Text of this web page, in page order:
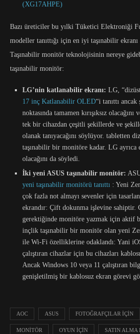
(XG17AHPE)
Bazı üreticiler bu yılki Tüketici Elektroniği
modeller tanıttığı için en iyi taşınabilir ekranı
Taşınabilir monitör teknolojisinin nereye
taşınabilir monitör:
LG’nin katlanabilir ekranı: LG,
17 inç Katlanabilir OLED“i tanıttı
noktasında tamamen kırışıksız olacağını
tek bir cihazdan çeşitli şekillerde ve
olanak tanıyacağını söylüyor. tabletten
taşınabilir bir monitöre kadar. LG ayrıca
olacağını da söyledi.
İki yeni ASUS taşınabilir monitör:
yeni taşınabilir monitörü tanıttı : Yeni
çok fazla not almayı sevenler için
ekrandır: Çift dokunma işlevine sahiptir.
gerektiğinde monitöre yazmak için aktif
inçlik taşınabilir bir monitör olan yeni
ile Wi-Fi özelliklerine odaklandı: Yani
çalıştıran cihazlar için bu cihazları
Ancak Windows 10 veya 11 çalıştıran
genişletilmiş bir kablosuz ekran görevi
AOC ASUS FOTOĞRAFÇILAR IÇIN
MONITÖR OYUN IÇIN SATIN ALMA